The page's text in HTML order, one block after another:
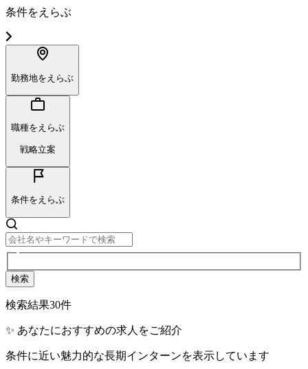
条件をえらぶ
勤務地をえらぶ
職種をえらぶ
戦略立案
条件をえらぶ
検索
検索結果30件
✨ あなたにおすすめの求人をご紹介
条件に近い魅力的な長期インターンを表示しています